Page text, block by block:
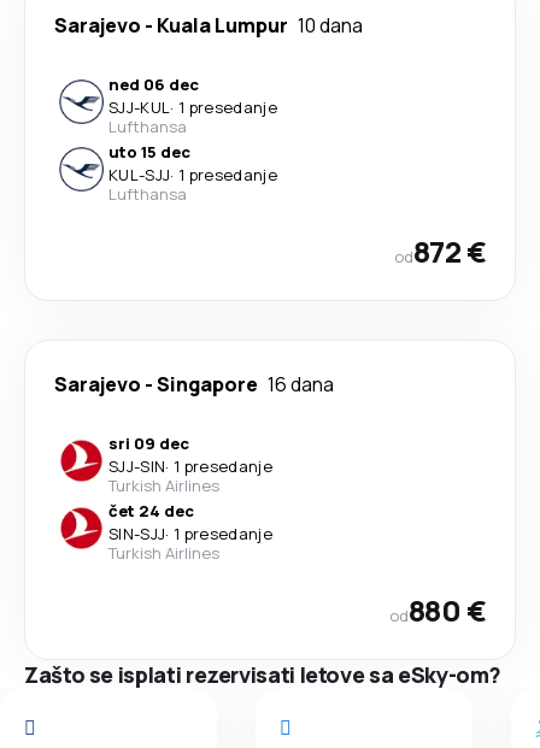
Sarajevo - Kuala Lumpur 10 dana
ned 06 dec
SJJ-KUL· 1 presedanje
Lufthansa
uto 15 dec
KUL-SJJ· 1 presedanje
Lufthansa
od872 €
Sarajevo -Singapore 16 dana
sri 09 dec
SJJ-SIN· 1 presedanje
Turkish Airlines
čet 24 dec
SIN-SJJ· 1 presedanje
Turkish Airlines
od880 €
Zašto se isplati rezervisati letove sa eSky-om?